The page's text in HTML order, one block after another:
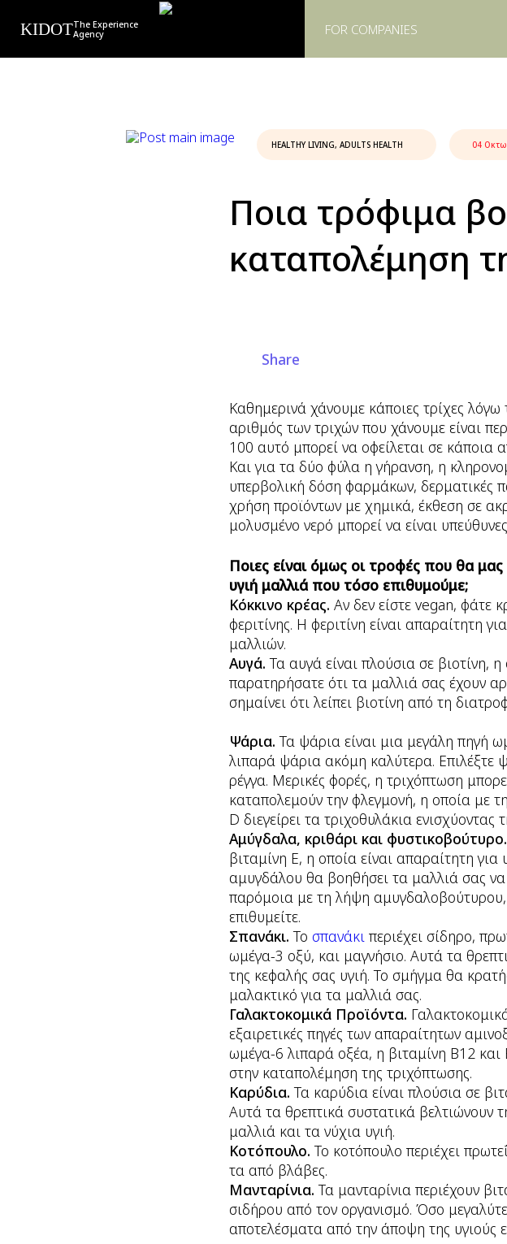
KIDOTThe Experience
Agency
FOR COMPANIES
HEALTHY LIVING, ADULTS HEALTH 04
Ποια τρόφιμα
καταπολέμηση
Share
Καθημερινά χάνουμε κάποιες τρίχες
αριθμός των τριχών που χάνουμε είναι
100 αυτό μπορεί να οφείλεται σε κάποια
Και για τα δύο φύλα η γήρανση, η
υπερβολική δόση φαρμάκων, δερματικές
χρήση προϊόντων με χημικά, έκθεση σε
μολυσμένο νερό μπορεί να είναι
Ποιες είναι όμως οι τροφές που θα
υγιή μαλλιά που τόσο επιθυμούμε;
Κόκκινο κρέας.Αν δεν είστε vegan, φάτε
φεριτίνης. Η φεριτίνη είναι απαραίτητη
μαλλιών.
Αυγά.Τα αυγά είναι πλούσια σε βιοτίνη,
παρατηρήσατε ότι τα μαλλιά σας έχουν
σημαίνει ότι λείπει βιοτίνη από τη
Ψάρια.Τα ψάρια είναι μια μεγάλη πηγή
λιπαρά ψάρια ακόμη καλύτερα. Επιλέξτε
ρέγγα. Μερικές φορές, η τριχόπτωση
καταπολεμούν την φλεγμονή, η οποία με
D διεγείρει τα τριχοθυλάκια
Αμύγδαλα, κριθάρι και
βιταμίνη Ε, η οποία είναι απαραίτητη
αμυγδάλου θα βοηθήσει τα μαλλιά σας
παρόμοια με τη λήψη αμυγδαλοβούτυρου,
επιθυμείτε.
Σπανάκι.Το σπανάκι περιέχει σίδηρο,
ωμέγα-3 οξύ, και μαγνήσιο. Αυτά τα
της κεφαλής σας υγιή. Το σμήγμα θα
μαλακτικό για τα μαλλιά σας.
Γαλακτοκομικά Προϊόντα.
εξαιρετικές πηγές των απαραίτητων
ωμέγα-6 λιπαρά οξέα, η βιταμίνη Β12
στην καταπολέμηση της τριχόπτωσης.
Καρύδια.Τα καρύδια είναι πλούσια σε
Αυτά τα θρεπτικά συστατικά βελτιώνουν
μαλλιά και τα νύχια υγιή.
Κοτόπουλο.Το κοτόπουλο περιέχει
τα από βλάβες.
Μανταρίνια.Τα μανταρίνια περιέχουν
σιδήρου από τον οργανισμό. Όσο
αποτελέσματα από την άποψη της υγιούς